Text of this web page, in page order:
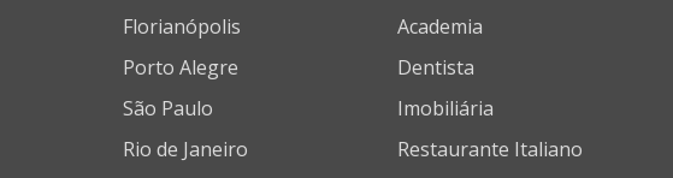
Florianópolis
Porto Alegre
São Paulo
Rio de Janeiro
Academia
Dentista
Imobiliária
Restaurante Italiano